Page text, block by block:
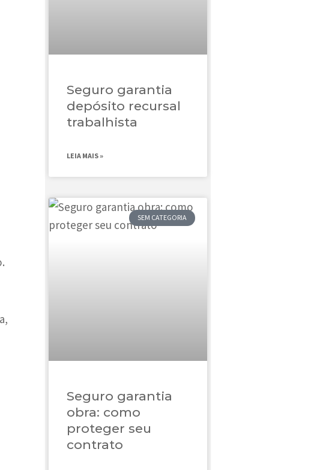
Seguro garantia
depósito recursal
trabalhista
LEIA MAIS »
SEM CATEGORIA
Seguro garantia
obra: como
proteger seu
contrato